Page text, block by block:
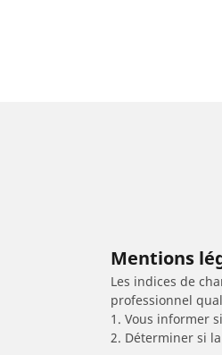
Mentions
Les indices de
professionnel
1. Vous informer
2. Déterminer si